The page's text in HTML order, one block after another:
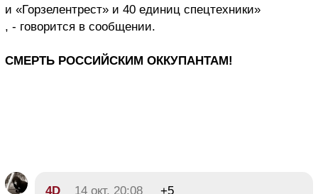
и «Горзелентрест» и 40 единиц спецтехники»
, - говорится в сообщении.
СМЕРТЬ РОССИЙСКИМ ОККУПАНТАМ!
4D 14 окт, 20:08
+5